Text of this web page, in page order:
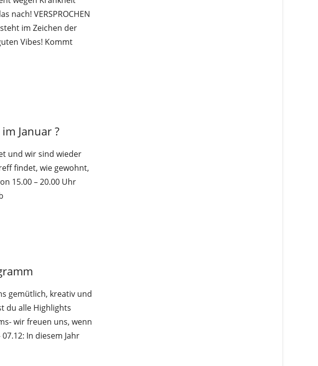
nach! VERSPROCHEN
im Zeichen der
Vibes! Kommt
Januar ?
und wir sind wieder
findet, wie gewohnt,
15.00 – 20.00 Uhr
gemütlich, kreativ und
du alle Highlights
wir freuen uns, wenn
In diesem Jahr